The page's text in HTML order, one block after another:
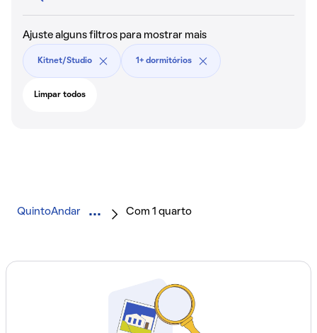
Ajuste alguns filtros para mostrar mais
Kitnet/Studio 1+ dormitórios
Limpar todos
QuintoAndar Com 1 quarto